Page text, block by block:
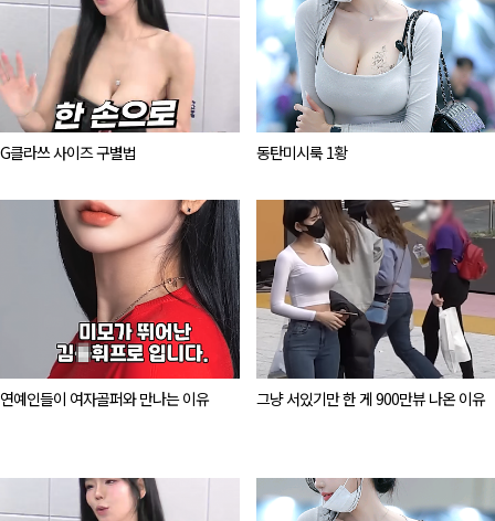
G클라쓰 사이즈 구별법 동탄미시룩 1황
연예인들이 여자골퍼와 만나는 이유 그냥 서있기만 한 게 900만뷰 나온 이유